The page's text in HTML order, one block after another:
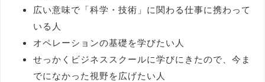
広い意味で「科学・技術」に関わる仕事に携わって
いる人
オペレーションの基礎を学びたい人
せっかくビジネススクールに学びにきたので、今ま
でになかった視野を広げたい人